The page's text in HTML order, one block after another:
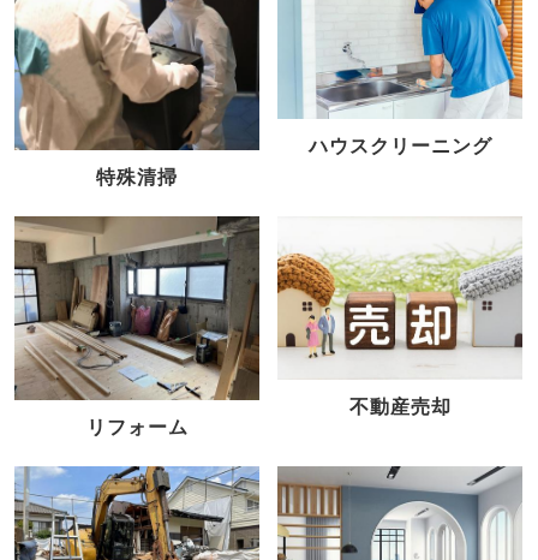
特殊清掃
ハウスクリーニング
リフォーム
不動産売却